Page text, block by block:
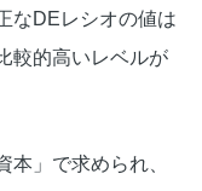
なDEレシオの値は
較的高いレベルが
本」で求められ、